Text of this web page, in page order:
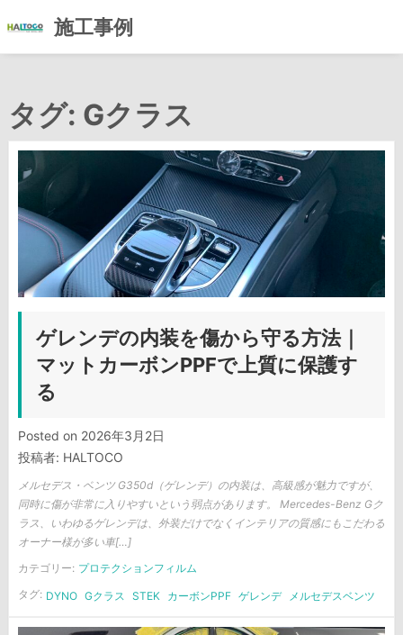
施工事例
タグ: Gクラス
ゲレンデの内装を傷から守る方法｜
マットカーボンPPFで上質に保護す
る
Posted on 2026年3月2日
投稿者: HALTOCO
メルセデス・ベンツ G350d（ゲレンデ）の内装は、高級感が魅力ですが、
同時に傷が非常に入りやすいという弱点があります。 Mercedes-Benz Gク
ラス、いわゆるゲレンデは、外装だけでなくインテリアの質感にもこだわる
オーナー様が多い車[…]
カテゴリー: プロテクションフィルム
タグ: DYNO Gクラス STEK カーボンPPF ゲレンデ メルセデスベンツ